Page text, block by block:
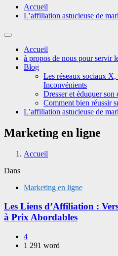
Accueil
L’affiliation astucieuse de
Accueil
à propos de nous pour servir
Blog
Les réseaux sociaux
Inconvénients
Dresser et éduquer
Comment bien réussir
L’affiliation astucieuse de
Marketing en ligne
Accueil
Dans
Marketing en ligne
Les Liens d’Affiliation :
à Prix Abordables
4
1 291 word